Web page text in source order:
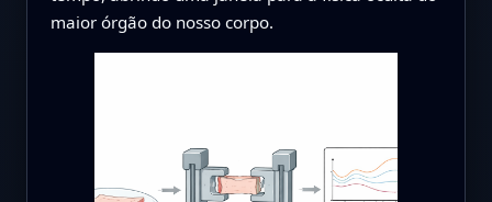
maior órgão do nosso corpo.